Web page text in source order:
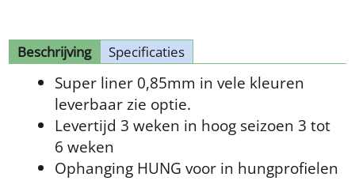
Beschrijving Specificaties
Super liner 0,85mm in vele kleuren
leverbaar zie optie.
Levertijd 3 weken in hoog seizoen 3 tot
6 weken
Ophanging HUNG voor in hungprofielen